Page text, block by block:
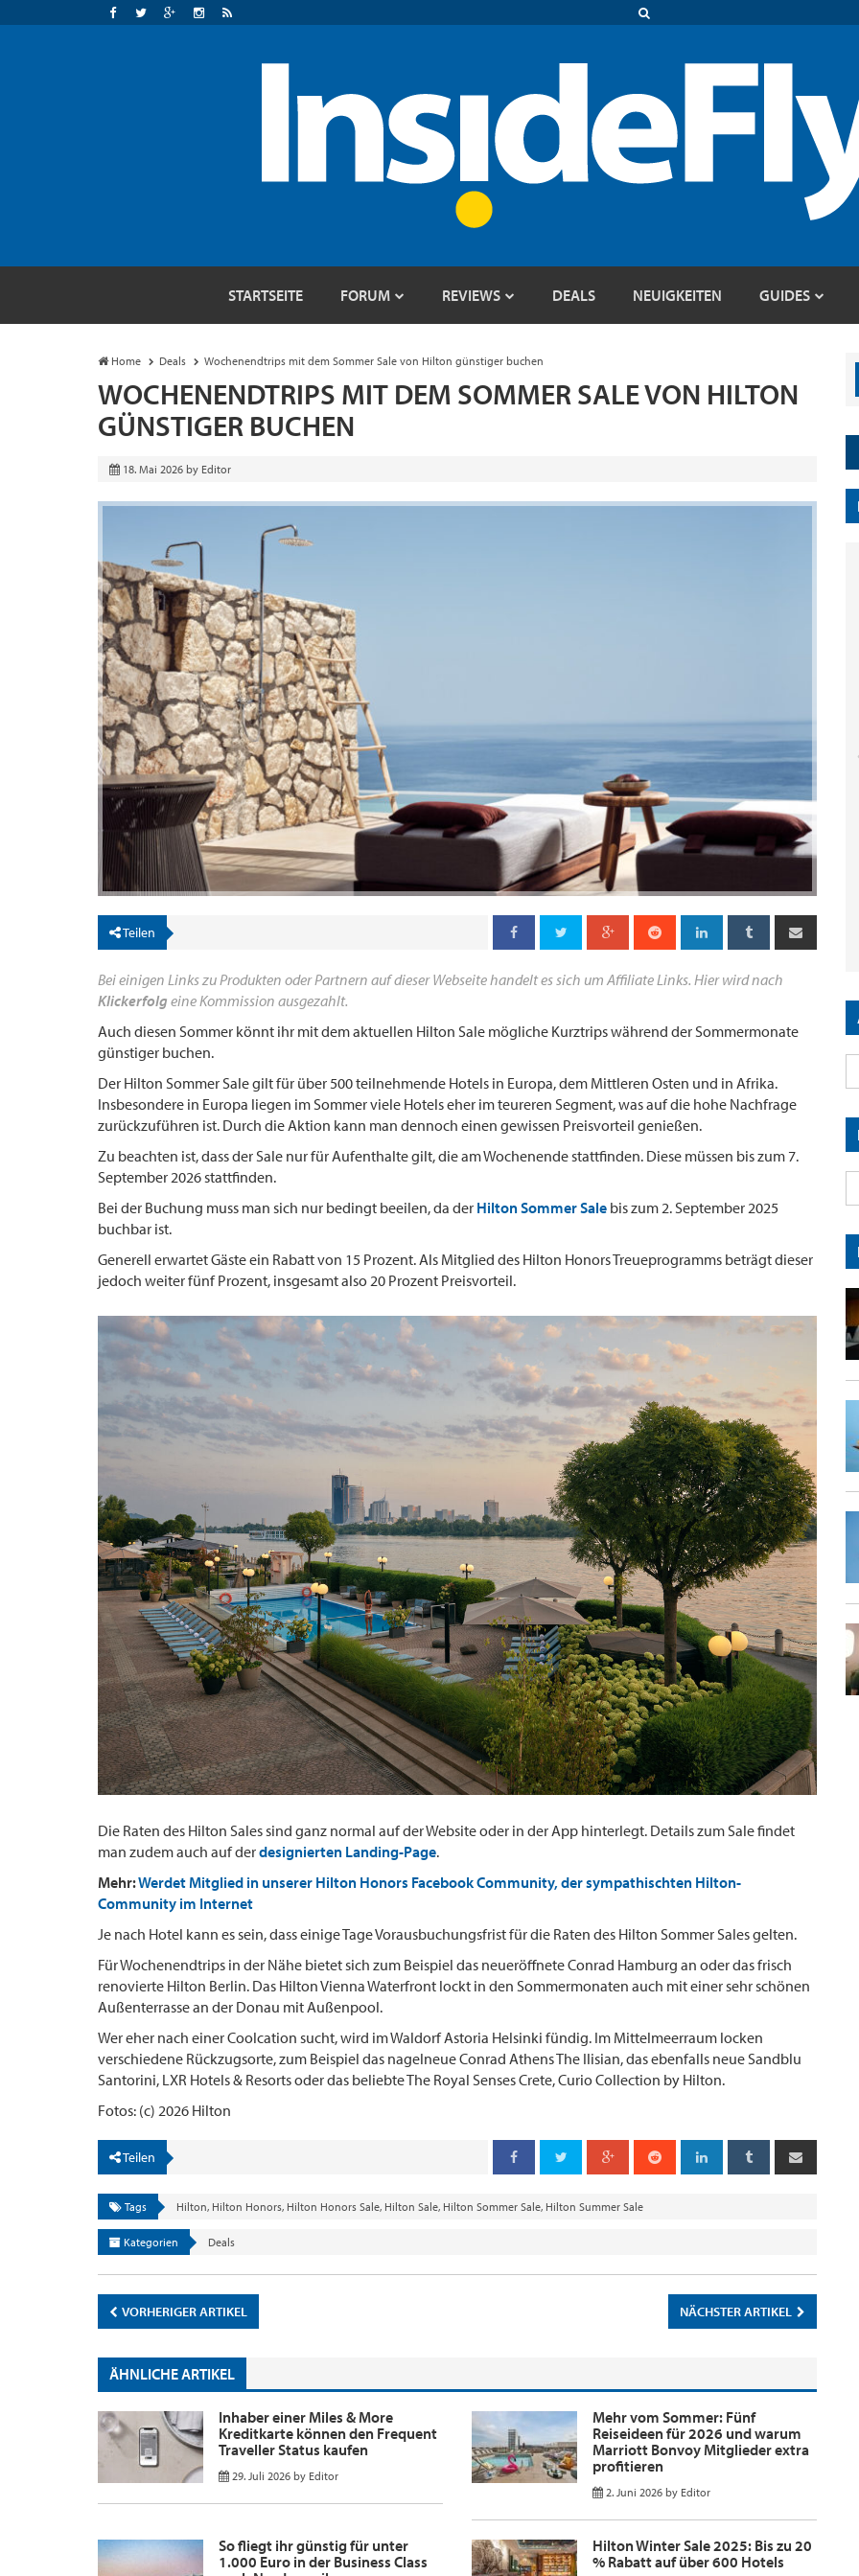
STARTSEITE FORUM REVIEWS DEALS NEUIGKEITEN GUIDES
Home Deals Wochenendtrips mit dem Sommer Sale von Hilton günstiger buchen
WOCHENENDTRIPS MIT DEM SOMMER SALE VON HILTON
GÜNSTIGER BUCHEN
18. Mai 2026 by Editor
Teilen
Bei einigen Links zu Produkten oder Partnern auf dieser Webseite handelt es sich um Affiliate Links. Hier wird nach
Klickerfolg eine Kommission ausgezahlt.
Auch diesen Sommer könnt ihr mit dem aktuellen Hilton Sale mögliche Kurztrips während der Sommermonate
günstiger buchen.
Der Hilton Sommer Sale gilt für über 500 teilnehmende Hotels in Europa, dem Mittleren Osten und in Afrika.
Insbesondere in Europa liegen im Sommer viele Hotels eher im teureren Segment, was auf die hohe Nachfrage
zurückzuführen ist. Durch die Aktion kann man dennoch einen gewissen Preisvorteil genießen.
Zu beachten ist, dass der Sale nur für Aufenthalte gilt, die am Wochenende stattfinden. Diese müssen bis zum 7.
September 2026 stattfinden.
Bei der Buchung muss man sich nur bedingt beeilen, da der Hilton Sommer Sale bis zum 2. September 2025
buchbar ist.
Generell erwartet Gäste ein Rabatt von 15 Prozent. Als Mitglied des Hilton Honors Treueprogramms beträgt dieser
jedoch weiter fünf Prozent, insgesamt also 20 Prozent Preisvorteil.
Die Raten des Hilton Sales sind ganz normal auf der Website oder in der App hinterlegt. Details zum Sale findet
man zudem auch auf derdesignierten Landing-Page.
Mehr:Werdet Mitglied in unserer Hilton Honors Facebook Community, der sympathischten Hilton-
Community im Internet
Je nach Hotel kann es sein, dass einige Tage Vorausbuchungsfrist für die Raten des Hilton Sommer Sales gelten.
Für Wochenendtrips in der Nähe bietet sich zum Beispiel das neueröffnete Conrad Hamburg an oder das frisch
renovierte Hilton Berlin. Das Hilton Vienna Waterfront lockt in den Sommermonaten auch mit einer sehr schönen
Außenterrasse an der Donau mit Außenpool.
Wer eher nach einer Coolcation sucht, wird im Waldorf Astoria Helsinki fündig. Im Mittelmeerraum locken
verschiedene Rückzugsorte, zum Beispiel das nagelneue Conrad Athens The Ilisian, das ebenfalls neue Sandblu
Santorini, LXR Hotels & Resorts oder das beliebte The Royal Senses Crete, Curio Collection by Hilton.
Fotos: (c) 2026 Hilton
Teilen
Tags Hilton, Hilton Honors, Hilton Honors Sale, Hilton Sale, Hilton Sommer Sale, Hilton Summer Sale
Kategorien Deals
VORHERIGER ARTIKEL NÄCHSTER ARTIKEL
ÄHNLICHE ARTIKEL
Inhaber einer Miles & More
Kreditkarte können den Frequent
Traveller Status kaufen
29. Juli 2026 by Editor
Mehr vom Sommer: Fünf
Reiseideen für 2026 und warum
Marriott Bonvoy Mitglieder extra
profitieren
2. Juni 2026 by Editor
So fliegt ihr günstig für unter
1.000 Euro in der Business Class
Hilton Winter Sale 2025: Bis zu 20
% Rabatt auf über 600 Hotels